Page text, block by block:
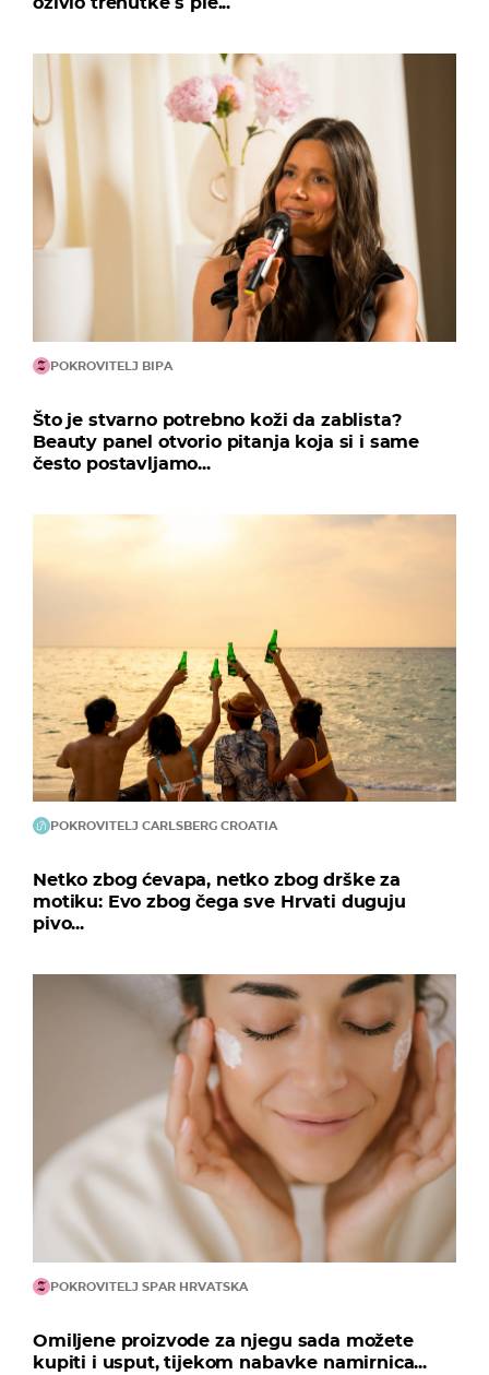
POKROVITELJ BIPA
Što je stvarno potrebno koži da zablista?
Beauty panel otvorio pitanja koja si i same
često postavljamo...
POKROVITELJ CARLSBERG CROATIA
Netko zbog ćevapa, netko zbog drške za
motiku: Evo zbog čega sve Hrvati duguju
pivo...
POKROVITELJ SPAR HRVATSKA
Omiljene proizvode za njegu sada možete
kupiti i usput, tijekom nabavke namirnica...